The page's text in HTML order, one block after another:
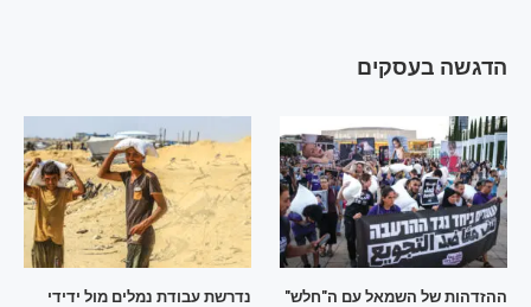
הדגשה בעסקים
ההזדהות של השמאל עם ה"חלש"
נדרשת עבודת נמלים מול ידידי